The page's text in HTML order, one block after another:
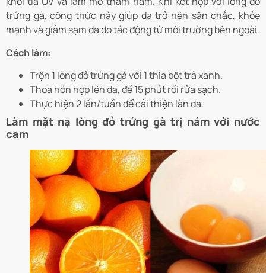
trứng gà, công thức này giúp da trở nên săn chắc, khỏe
mạnh và giảm sạm da do tác động từ môi trường bên ngoài.
Cách làm:
Trộn 1 lòng đỏ trứng gà với 1 thìa bột trà xanh.
Thoa hỗn hợp lên da, để 15 phút rồi rửa sạch.
Thực hiện 2 lần/tuần để cải thiện làn da.
Làm mặt nạ lòng đỏ trứng gà trị nám với nước
cam